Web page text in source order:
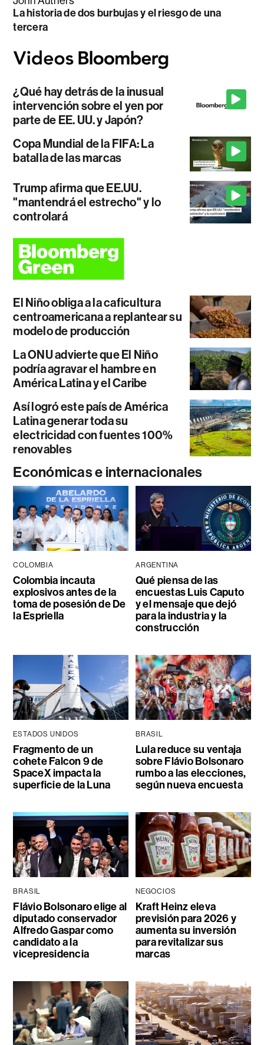
La historia de dos burbujas y el riesgo de una
tercera
¿Qué hay detrás de la inusual
intervención sobre el yen por
parte de EE. UU. y Japón?
Copa Mundial de la FIFA: La
batalla de las marcas
Trump afirma que EE.UU.
"mantendrá el estrecho" y lo
controlará
El Niño obliga a la caficultura
centroamericana a replantear su
modelo de producción
La ONU advierte que El Niño
podría agravar el hambre en
América Latina y el Caribe
Así logró este país de América
Latina generar toda su
electricidad con fuentes 100%
renovables
Económicas e internacionales
COLOMBIA
Colombia incauta
explosivos antes de la
toma de posesión de De
la Espriella
ARGENTINA
Qué piensa de las
encuestas Luis Caputo
y el mensaje que dejó
para la industria y la
construcción
ESTADOS UNIDOS
Fragmento de un
cohete Falcon 9 de
SpaceX impacta la
superficie de la Luna
BRASIL
Lula reduce su ventaja
sobre Flávio Bolsonaro
rumbo a las elecciones,
según nueva encuesta
BRASIL
Flávio Bolsonaro elige al
diputado conservador
Alfredo Gaspar como
candidato a la
vicepresidencia
NEGOCIOS
Kraft Heinz eleva
previsión para 2026 y
aumenta su inversión
para revitalizar sus
marcas